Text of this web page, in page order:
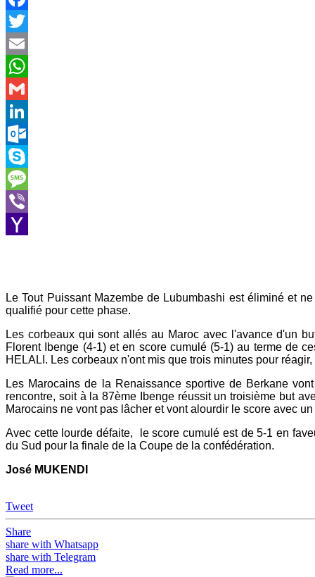
Facebook
Twitter
Email
WhatsApp
Gmail
LinkedIn
Outlook.com
Skype
Message
Viber
Le Tout Puissant Mazembe de Lubumbashi est éliminé et
qualifié pour cette phase.
Les corbeaux qui sont allés au Maroc avec l'avance d'un
Florent Ibenge (4-1) et en score cumulé (5-1) au terme de
HELALI. Les corbeaux n'ont mis que trois minutes pour
Les Marocains de la Renaissance sportive de Berkane
rencontre, soit à la 87ème Ibenge réussit un troisième but
Marocains ne vont pas lâcher et vont alourdir le score avec
Avec cette lourde défaite, le score cumulé est de 5-1 en
du Sud pour la finale de la Coupe de la confédération.
José MUKENDI
Tweet
Share
share with Whatsapp
share with Telegram
Read more...